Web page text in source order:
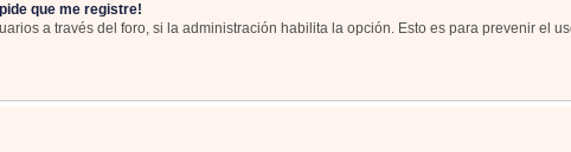
que me registre!
a través del foro, si la administración habilita la opción. Esto es para prevenir el